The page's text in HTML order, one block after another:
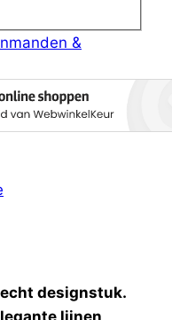
&
designstuk.
lijnen